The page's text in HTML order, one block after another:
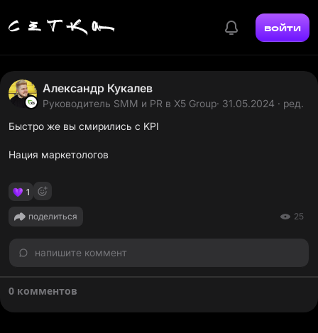
войти
Александр Кукалев
Руководитель SMM и PR в Х5 Group· 31.05.2024 · ред.
Быстро же вы смирились с KPI
Нация маркетологов
1
поделиться 25
напишите коммент
0 комментов